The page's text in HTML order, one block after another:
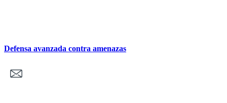
Defensa avanzada contra amenazas